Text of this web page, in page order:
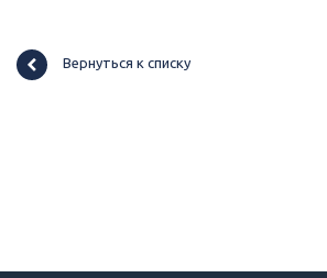
Вернуться к списку